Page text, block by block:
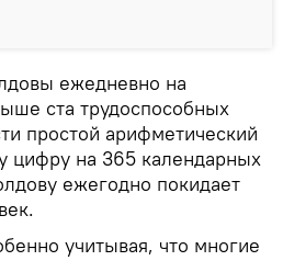
ежедневно на
ста трудоспособных
простой арифметический
цифру на 365 календарных
ежегодно покидает
учитывая, что многие